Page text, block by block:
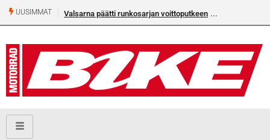
UUSIMMAT Valsarna päätti runkosarjan voittoputkeen